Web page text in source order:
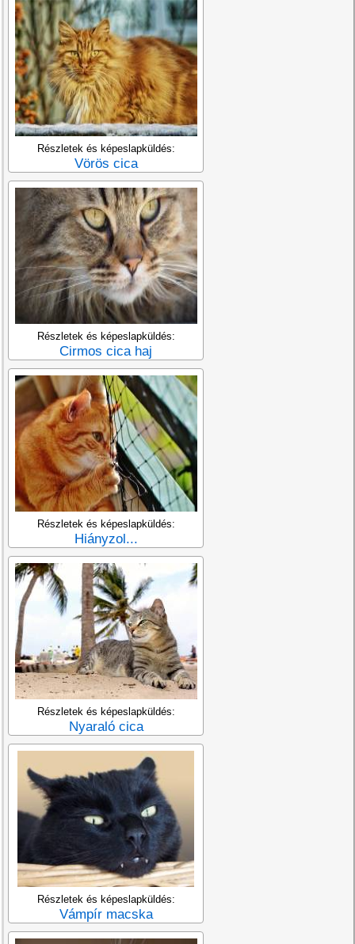
Részletek és képeslapküldés:
Vörös cica
Részletek és képeslapküldés:
Cirmos cica haj
Részletek és képeslapküldés:
Hiányzol...
Részletek és képeslapküldés:
Nyaraló cica
Részletek és képeslapküldés:
Vámpír macska